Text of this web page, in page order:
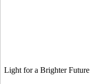
Light for a Brighter Future